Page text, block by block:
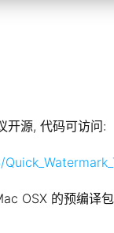
开源, 代码可访问:
OSX 的预编译